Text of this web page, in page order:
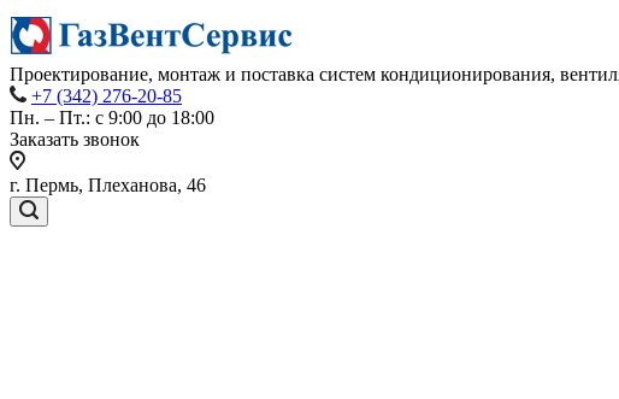
Проектирование, монтаж и поставка систем кондиционирования,
+7 (342) 276-20-85
Пн. – Пт.: с 9:00 до 18:00
Заказать звонок
г. Пермь, Плеханова, 46